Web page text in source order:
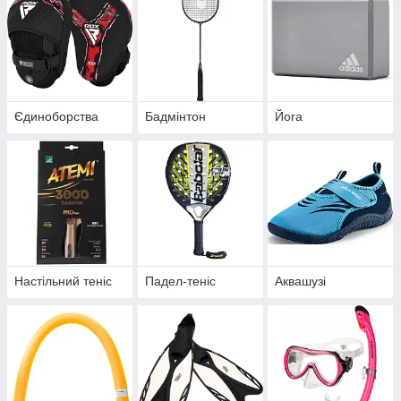
Єдиноборства Бадмінтон Йога
Настільний теніс Падел-теніс Аквашузі